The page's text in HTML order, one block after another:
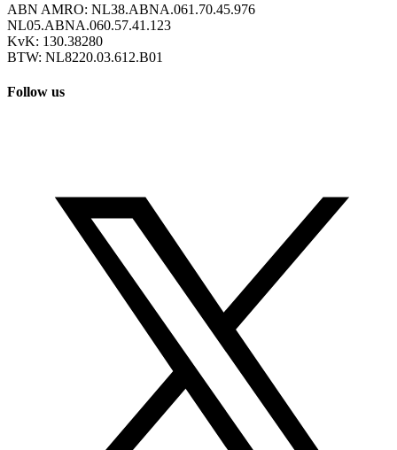
ABN AMRO: NL38.ABNA.061.70.45.976
NL05.ABNA.060.57.41.123
KvK: 130.38280
BTW: NL8220.03.612.B01
Follow us